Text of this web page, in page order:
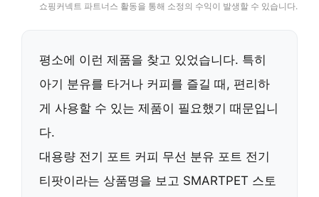
쇼핑커넥트 파트너스 활동을 통해 소정의 수익이 발생할 수 있습니다.
평소에 이런 제품을 찾고 있었습니다. 특히
아기 분유를 타거나 커피를 즐길 때, 편리하
게 사용할 수 있는 제품이 필요했기 때문입니
다.
대용량 전기 포트 커피 무선 분유 포트 전기
티팟이라는 상품명을 보고 SMARTPET 스토